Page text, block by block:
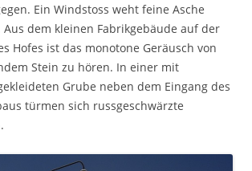
Ein Windstoss weht feine Asche
Aus dem kleinen Fabrikgebäude auf der
Hofes ist das monotone Geräusch von
Stein zu hören. In einer mit
Grube neben dem Eingang des
türmen sich russgeschwärzte